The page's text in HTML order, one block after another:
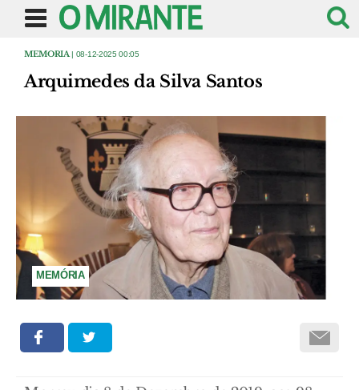
MEMORIA | 08-12-2025 00:05
Arquimedes da Silva Santos
MEMÓRIA